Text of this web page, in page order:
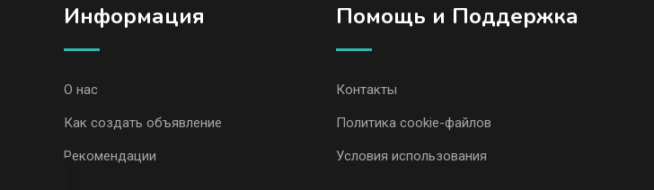
Информация
О нас
Как создать объявление
Рекомендации
Помощь и Поддержка
Контакты
Политика cookie-файлов
Условия использования